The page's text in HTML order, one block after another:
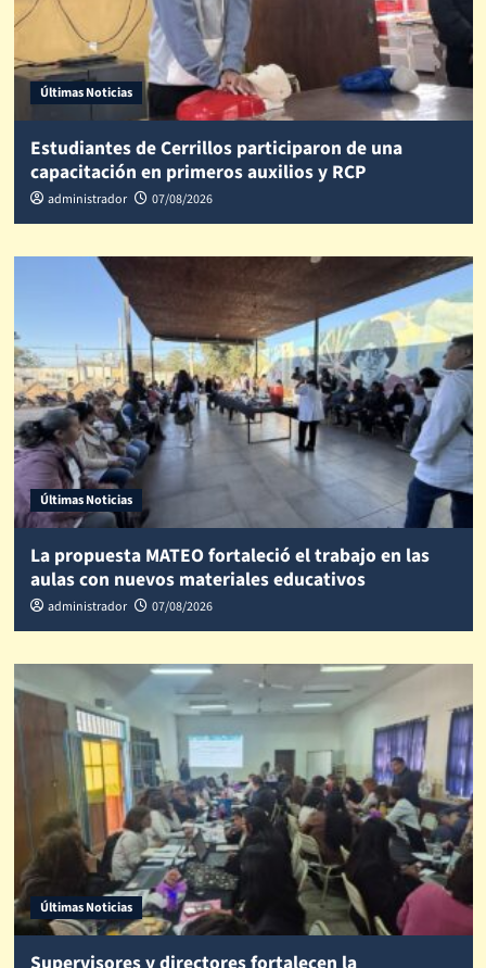
Últimas Noticias
Estudiantes de Cerrillos participaron de una
capacitación en primeros auxilios y RCP
administrador 07/08/2026
Últimas Noticias
La propuesta MATEO fortaleció el trabajo en las
aulas con nuevos materiales educativos
administrador 07/08/2026
Últimas Noticias